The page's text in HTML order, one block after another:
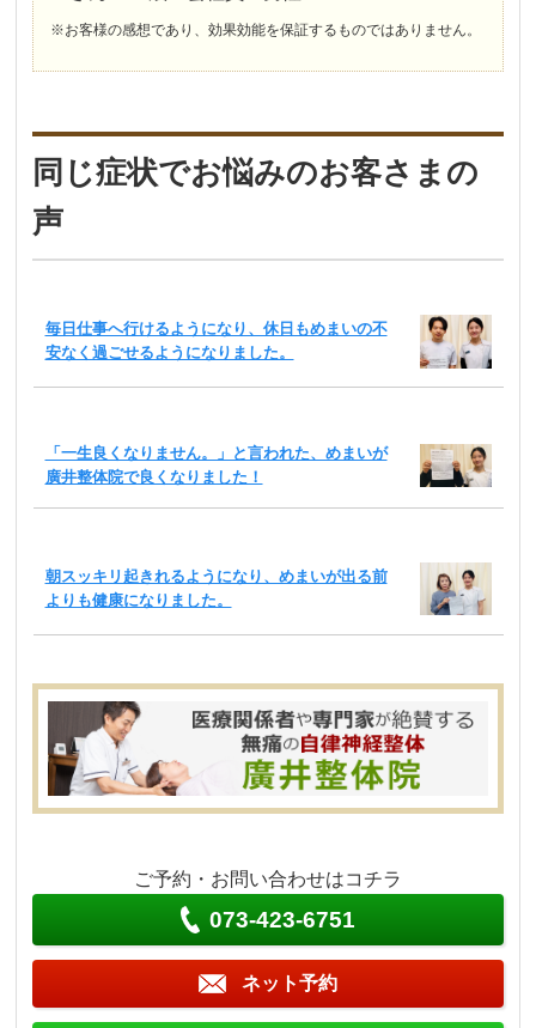
※お客様の感想であり、効果効能を保証するものではありません。
同じ症状でお悩みのお客さまの
声
毎日仕事へ行けるようになり、休日もめまいの不
安なく過ごせるようになりました。
「一生良くなりません。」と言われた、めまいが
廣井整体院で良くなりました！
朝スッキリ起きれるようになり、めまいが出る前
よりも健康になりました。
ご予約・お問い合わせはコチラ
073-423-6751
ネット予約